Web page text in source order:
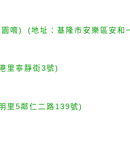
唷) (地址：基隆市安樂區安和
里寧靜街3號)
里5鄰仁二路139號)